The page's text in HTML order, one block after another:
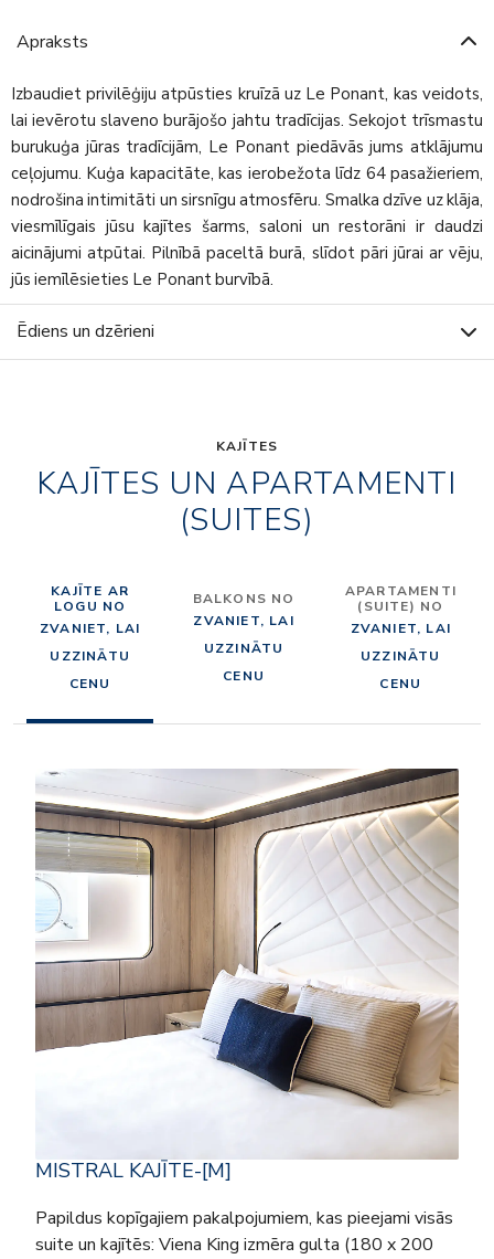
Apraksts
Izbaudiet privilēģiju atpūsties kruīzā uz Le Ponant, kas veidots,
lai ievērotu slaveno burājošo jahtu tradīcijas. Sekojot trīsmastu
burukuģa jūras tradīcijām, Le Ponant piedāvās jums atklājumu
ceļojumu. Kuģa kapacitāte, kas ierobežota līdz 64 pasažieriem,
nodrošina intimitāti un sirsnīgu atmosfēru. Smalka dzīve uz klāja,
viesmīlīgais jūsu kajītes šarms, saloni un restorāni ir daudzi
aicinājumi atpūtai. Pilnībā paceltā burā, slīdot pāri jūrai ar vēju,
jūs iemīlēsieties Le Ponant burvībā.
Ēdiens un dzērieni
KAJĪTES
KAJĪTES UN APARTAMENTI
(SUITES)
KAJĪTE AR
LOGU NO
ZVANIET, LAI
UZZINĀTU
CENU
BALKONS NO
ZVANIET, LAI
UZZINĀTU
CENU
APARTAMENTI
(SUITE) NO
ZVANIET, LAI
UZZINĀTU
CENU
MISTRAL KAJĪTE-[M]
Papildus kopīgajiem pakalpojumiem, kas pieejami visās
suite un kajītēs: Viena King izmēra gulta (180 x 200